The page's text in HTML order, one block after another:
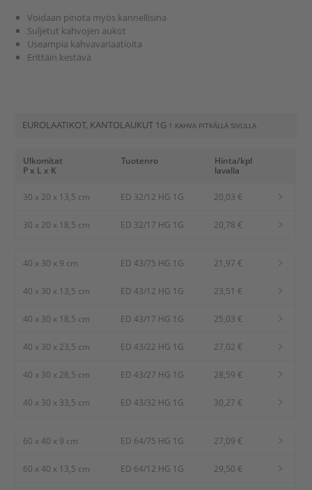
Voidaan pinota myös kannellisina
Suljetut kahvojen aukot
Useampia kahvavariaatioita
Erittäin kestävä
EUROLAATIKOT, KANTOLAUKUT 1G 1 KAHVA PITKÄLLÄ SIVULLA
Ulkomitat
P x L x K
Tuotenro
Hinta/kpl
lavalla
30 x 20 x 13,5 cm ED 32/12 HG 1G 20,03 €
30 x 20 x 18,5 cm ED 32/17 HG 1G 20,78 €
40 x 30 x 9 cm ED 43/75 HG 1G 21,97 €
40 x 30 x 13,5 cm ED 43/12 HG 1G 23,51 €
40 x 30 x 18,5 cm ED 43/17 HG 1G 25,03 €
40 x 30 x 23,5 cm ED 43/22 HG 1G 27,02 €
40 x 30 x 28,5 cm ED 43/27 HG 1G 28,59 €
40 x 30 x 33,5 cm ED 43/32 HG 1G 30,27 €
60 x 40 x 9 cm ED 64/75 HG 1G 27,09 €
60 x 40 x 13,5 cm ED 64/12 HG 1G 29,50 €